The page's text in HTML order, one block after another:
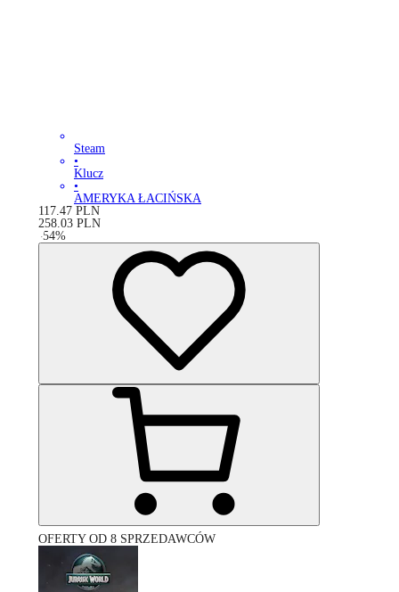
Steam
•
Klucz
•
AMERYKA ŁACIŃSKA
117.47 PLN
258.03 PLN
-54%
OFERTY OD 8 SPRZEDAWCÓW